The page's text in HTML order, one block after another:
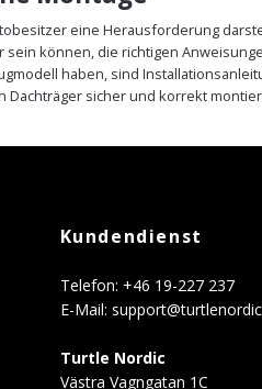
eine Herausforderung
können, die richtigen
haben, sind
sicher und korrekt
Kundendienst
Telefon: +46 19-227 237
E-Mail:
Turtle Nordic
Västra Vagngatan 1C